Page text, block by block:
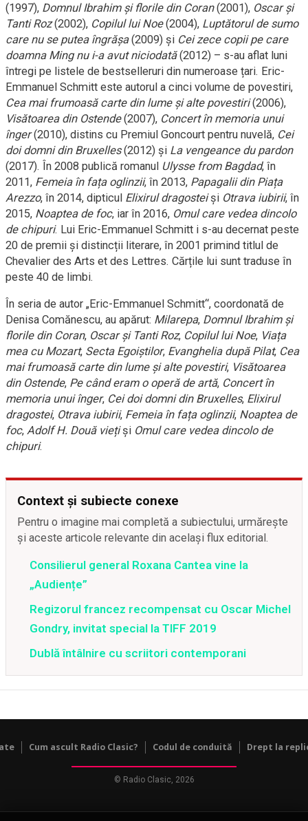
(1997), Domnul Ibrahim și florile din Coran(2001), Oscar și
Tanti Roz(2002), Copilul lui Noe(2004), Luptătorul de sumo
care nu se putea îngrășa(2009) și Cei zece copii pe care
doamna Ming nu i-a avut niciodată(2012) – s-au aflat luni
întregi pe listele de bestselleruri din numeroase țari. Eric-
Emmanuel Schmitt este autorul a cinci volume de povestiri,
Cea mai frumoasă carte din lume și alte povestiri(2006),
Visătoarea din Ostende(2007), Concert în memoria unui
înger(2010), distins cu Premiul Goncourt pentru nuvelă, Cei
doi domni din Bruxelles(2012) și La vengeance du pardon
(2017). În 2008 publică romanul Ulysse from Bagdad, în
2011, Femeia în fața oglinzii, în 2013, Papagalii din Piața
Arezzo, în 2014, dipticul Elixirul dragosteiși Otrava iubirii, în
2015, Noaptea de foc, iar în 2016, Omul care vedea dincolo
de chipuri. Lui Eric-Emmanuel Schmitt i s-au decernat peste
20 de premii și distincții literare, în 2001 primind titlul de
Chevalier des Arts et des Lettres. Cărțile lui sunt traduse în
peste 40 de limbi.
În seria de autor „Eric-Emmanuel Schmitt“, coordonată de
Denisa Comănescu, au apărut: Milarepa, Domnul Ibrahim și
florile din Coran, Oscar și Tanti Roz, Copilul lui Noe, Viața
mea cu Mozart, Secta Egoiștilor, Evanghelia după Pilat, Cea
mai frumoasă carte din lume și alte povestiri, Visătoarea
din Ostende, Pe când eram o operă de artă, Concert în
memoria unui înger, Cei doi domni din Bruxelles, Elixirul
dragostei, Otrava iubirii, Femeia în fața oglinzii, Noaptea de
foc, Adolf H. Două viețiși Omul care vedea dincolo de
chipuri.
Context și subiecte conexe
Pentru o imagine mai completă a subiectului, urmărește
și aceste articole relevante din același flux editorial.
Consilierul general Roxana Cantea vine la
„Audiențe”
Regizorul francez recompensat cu Oscar Michel
Gondry, invitat special la TIFF 2019
Dublă întâlnire cu scriitori contemporani
Cum ascult Radio Clasic? Codul de conduită Drept la
© Radio Clasic, 2026